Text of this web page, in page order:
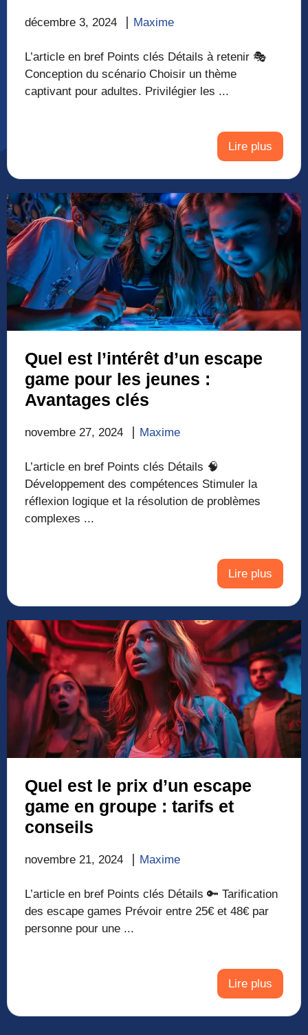
décembre 3, 2024 Maxime
L’article en bref Points clés Détails à retenir 🎭
Conception du scénario Choisir un thème
captivant pour adultes. Privilégier les ...
Lire plus
Quel est l’intérêt d’un escape
game pour les jeunes :
Avantages clés
novembre 27, 2024 Maxime
L’article en bref Points clés Détails 🧠
Développement des compétences Stimuler la
réflexion logique et la résolution de problèmes
complexes ...
Lire plus
Quel est le prix d’un escape
game en groupe : tarifs et
conseils
novembre 21, 2024 Maxime
L’article en bref Points clés Détails 🔑 Tarification
des escape games Prévoir entre 25€ et 48€ par
personne pour une ...
Lire plus